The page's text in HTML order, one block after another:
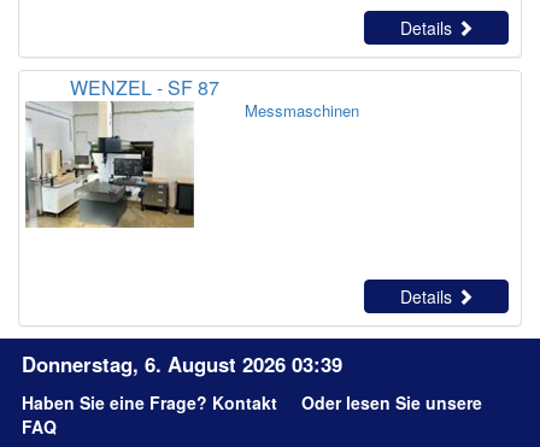
Details
WENZEL - SF 87
Messmaschinen
Details
Donnerstag, 6. August 2026 03:39
Haben Sie eine Frage? Kontakt
Oder lesen Sie unsere
FAQ